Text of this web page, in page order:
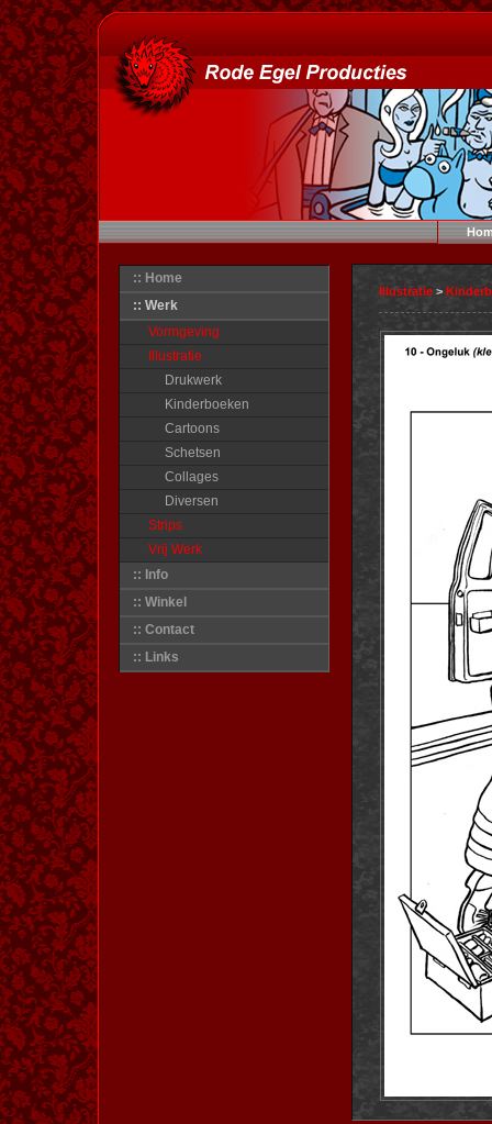
:: Home
:: Werk
Vormgeving
Illustratie
Drukwerk
Kinderboeken
Cartoons
Schetsen
Collages
Diversen
Strips
Vrij Werk
:: Info
:: Winkel
:: Contact
:: Links
Illustratie >